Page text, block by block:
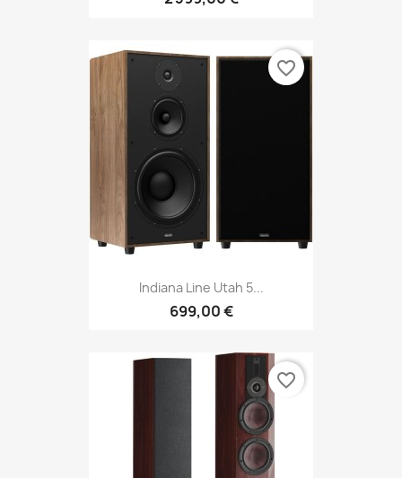
Indiana Line Utah 5...
699,00 €
favorite_border
favorite_border